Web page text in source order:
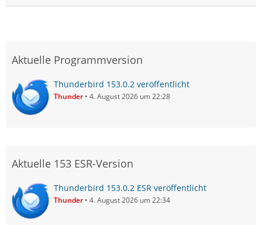
Aktuelle Programmversion
Thunderbird 153.0.2 veröffentlicht
Thunder 4. August 2026 um 22:28
Aktuelle 153 ESR-Version
Thunderbird 153.0.2 ESR veröffentlicht
Thunder 4. August 2026 um 22:34